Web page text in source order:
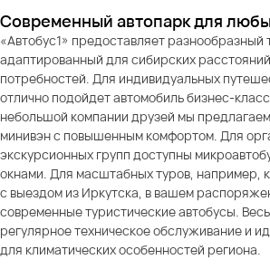
Современный автопарк для
«Автобус1» предоставляет разнообразный
адаптированный для сибирских
потребностей. Для индивидуальных
отлично подойдет автомобиль бизнес-
небольшой компании друзей мы
минивэн с повышенным комфортом. Для
экскурсионных групп доступны
окнами. Для масштабных туров, например,
с выездом из Иркутска, в вашем
современные туристические автобусы.
регулярное техническое обслуживание и
для климатических особенностей региона.